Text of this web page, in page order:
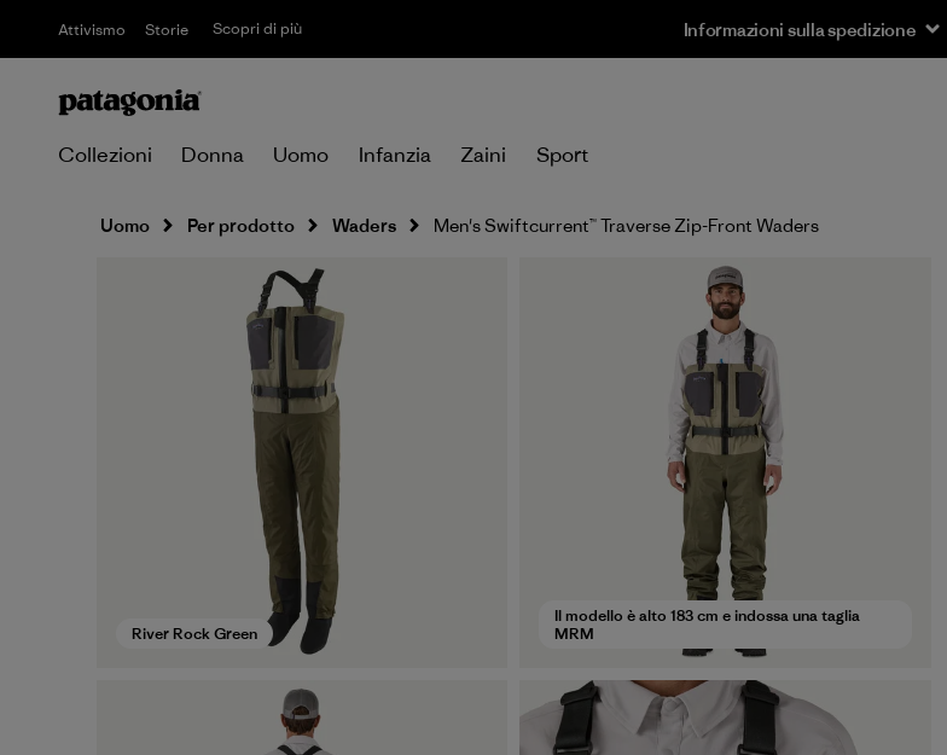
Attivismo Storie Scopri di più Informazioni sulla spedizione
Collezioni Donna Uomo Infanzia Zaini Sport
Uomo Per prodotto Waders Men's Swiftcurrent™ Traverse Zip-Front Waders
River Rock Green
Il modello è alto 183 cm e indossa una taglia
MRM